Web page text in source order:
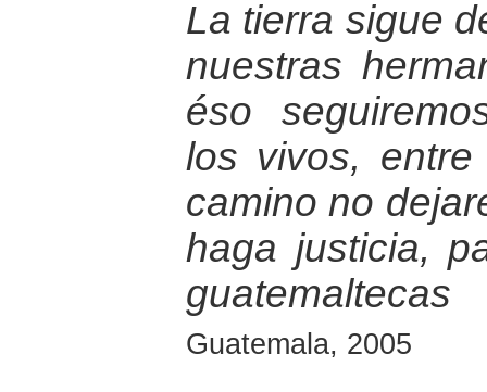
La tierra sigue
nuestras
éso
los vivos,
camino no
haga justicia,
guatemaltecas
Guatemala, 2005